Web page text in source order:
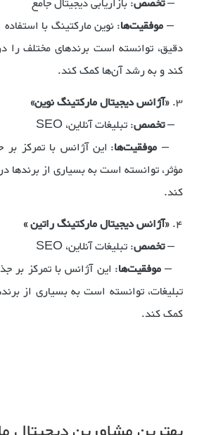
–موفقیت‌ها: نوین مارکتینگ با
دقیق، توانسته است برندهای مختلف را
کند و به رشد آن‌ها کمک کند.
3. «آژانس دیجیتال مارکتینگ نوین»
–تخصص: تبلیغات آنلاین، SEO
– موفقیت‌ها: این آژانس با تمرکز
مؤثر، توانسته است به بسیاری از
کند.
4. «آژانس دیجیتال مارکتینگ راتین »
–تخصص: تبلیغات آنلاین، SEO
–موفقیت‌ها: این آژانس با تمرکز بر
تبلیغات، توانسته است به بسیاری از
کمک کند.